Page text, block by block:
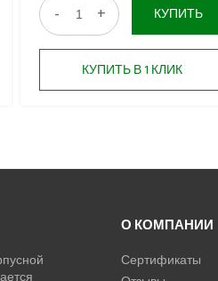
- + КУПИТЬ
КУПИТЬ В 1 КЛИК
О КОМПАНИИ
Сертификаты